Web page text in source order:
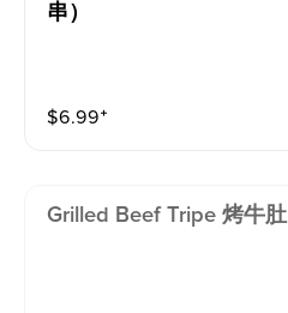
串）
$6.99⁺
Grilled Beef Tripe 烤牛肚